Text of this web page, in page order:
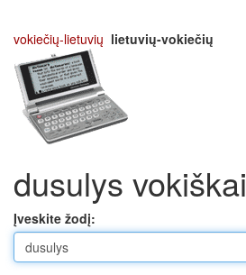
vokiečių-lietuvių lietuvių-vokiečių
dusulys vokiškai
Įveskite žodį: